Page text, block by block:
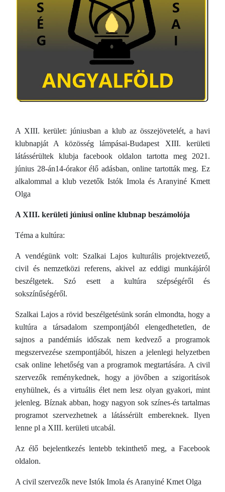
A XIII. kerület: júniusban a klub az összejövetelét, a havi
klubnapját A közösség lámpásai-Budapest XIII. kerületi
látássérültek klubja facebook oldalon tartotta meg 2021.
június 28-án14-órakor élő adásban, online tartották meg. Ez
alkalommal a klub vezetők Istók Imola és Aranyiné Kmett
Olga
A XIII. kerületi júniusi online klubnap beszámolója
Téma a kultúra:
A vendégünk volt: Szalkai Lajos kulturális projektvezető,
civil és nemzetközi referens, akivel az eddigi munkájáról
beszélgetek. Szó esett a kultúra szépségéről és
sokszínűségéről.
Szalkai Lajos a rövid beszélgetésünk során elmondta, hogy a
kultúra a társadalom szempontjából elengedhetetlen, de
sajnos a pandémiás időszak nem kedvező a programok
megszervezése szempontjából, hiszen a jelenlegi helyzetben
csak online lehetőség van a programok megtartására. A civil
szervezők reménykednek, hogy a jövőben a szigoritások
enyhülnek, és a virtuális élet nem lesz olyan gyakori, mint
jelenleg. Bíznak abban, hogy nagyon sok színes-és tartalmas
programot szervezhetnek a látássérült embereknek. Ilyen
lenne pl a XIII. kerületi utcabál.
Az élő bejelentkezés lentebb tekinthető meg, a Facebook
oldalon.
A civil szervezők neve Istók Imola és Aranyiné Kmet Olga